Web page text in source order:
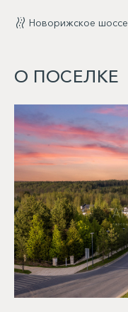
Новорижское шоссе
О ПОСЕЛКЕ